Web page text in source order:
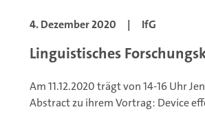
4. Dezember 2020 | IfG
Linguistisches
Am 11.12.2020 trägt von 14-16 Uhr
Abstract zu ihrem Vortrag: Device